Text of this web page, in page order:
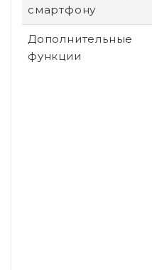
смартфону
Дополнительные
функции